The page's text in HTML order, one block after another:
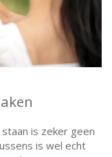
is zeker geen
is wel echt